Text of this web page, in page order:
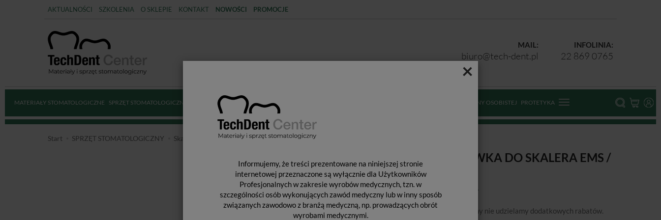
×
Informujemy, że treści prezentowane na niniejszej stronie
internetowej przeznaczone są wyłącznie dla Użytkowników
Profesjonalnych w zakresie wyrobów medycznych, tzn. w
szczególności osób wykonujących zawód medyczny lub w inny sposób
związanych zawodowo z branżą medyczną, np. prowadzących obrót
wyrobami medycznymi.
AKTUALNOŚCI SZKOLENIA O SKLEPIE KONTAKT NOWOŚCI PROMOCJE
INFOLINIA:
22 869 0765
MAIL:
biuro@tech-dent.pl
MATERIAŁY STOMATOLOGICZNE SPRZĘT STOMATOLOGICZNY DEZYNFEKCJA STERYLIZACJA ŚRODKI OCHRONY OSOBISTEJ PROTETYKA
Start SPRZĘT STOMATOLOGICZNY Skalery i końcówki do skalingu Końcówka do skalera EMS / Tip PS
KOŃCÓWKA DO SKALERA EMS /
Od podanej ceny nie udzielamy dodatkowych rabatów.